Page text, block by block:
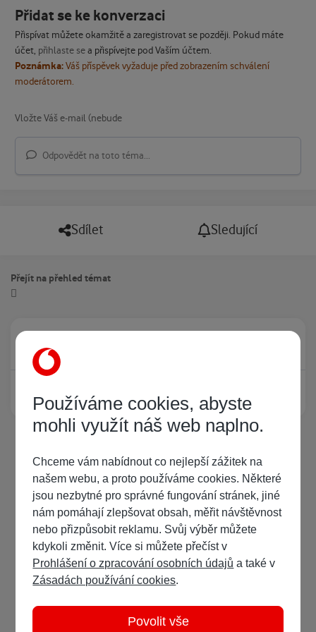
Přidat se ke konverzaci
Přispívat můžete okamžitě a zaregistrovat se později. Pokud máte
účet, přihlaste sea přispívejte pod Vaším účtem.
Poznámka:Váš příspěvek vyžaduje před zobrazením schválení
moderátorem.
Odpovědět na toto téma...
Sdílet Sledující
Přejít na přehled témat
Žádný registrovaný uživatel si neprohlíží tuto stránku
Používáme cookies, abyste
mohli využít náš web naplno.
Chceme vám nabídnout co nejlepší zážitek na
našem webu, a proto používáme cookies. Některé
jsou nezbytné pro správné fungování stránek, jiné
nám pomáhají zlepšovat obsah, měřit návštěvnost
nebo přizpůsobit reklamu. Svůj výběr můžete
kdykoli změnit. Více si můžete přečíst v
Prohlášení o zpracování osobních údajů a také v
Zásadách používání cookies.
Povolit vše